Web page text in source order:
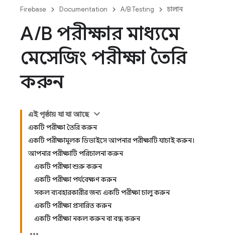
Firebase Documentation A/B Testing চালান
A/B পরীক্ষার মাধ্যমে
মেসেজিং পরীক্ষা তৈরি
করুন
এই পৃষ্ঠায় যা যা আছে
একটি পরীক্ষা তৈরি করুন
একটি পরীক্ষামূলক ডিভাইসে আপনার পরীক্ষাটি যাচাই করুন।
আপনার পরীক্ষাটি পরিচালনা করুন
একটি পরীক্ষা শুরু করুন
একটি পরীক্ষা পর্যবেক্ষণ করুন
সকল ব্যবহারকারীর জন্য একটি পরীক্ষা চালু করুন
একটি পরীক্ষা প্রসারিত করুন
একটি পরীক্ষা নকল করুন বা বন্ধ করুন